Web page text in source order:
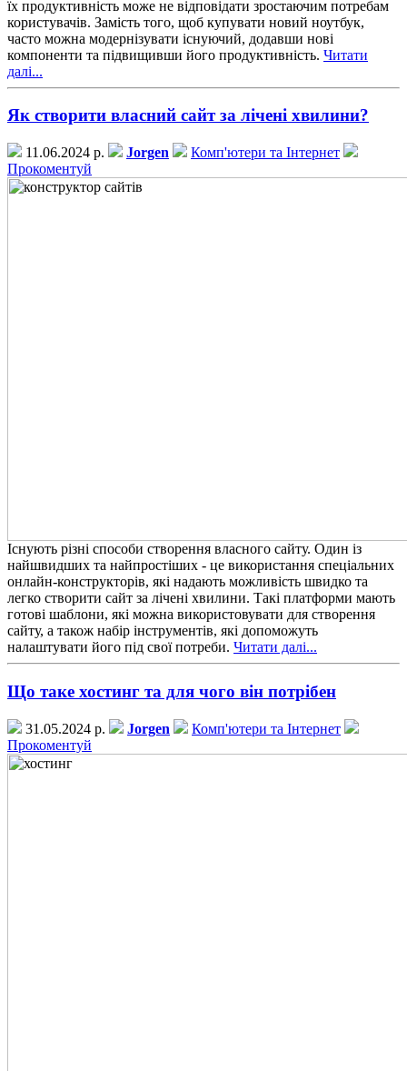
їх продуктивність може не відповідати зростаючим потребам
користувачів. Замість того, щоб купувати новий ноутбук,
часто можна модернізувати існуючий, додавши нові
компоненти та підвищивши його продуктивність. Читати
далі...
Як створити власний сайт за лічені хвилини?
11.06.2024 р. Jorgen
Комп'ютери та Інтернет
Прокоментуй
Існують різні способи створення власного сайту. Один із
найшвидших та найпростіших - це використання спеціальних
онлайн-конструкторів, які надають можливість швидко та
легко створити сайт за лічені хвилини. Такі платформи мають
готові шаблони, які можна використовувати для створення
сайту, а також набір інструментів, які допоможуть
налаштувати його під свої потреби. Читати далі...
Що таке хостинг та для чого він потрібен
31.05.2024 р. Jorgen
Комп'ютери та Інтернет
Прокоментуй